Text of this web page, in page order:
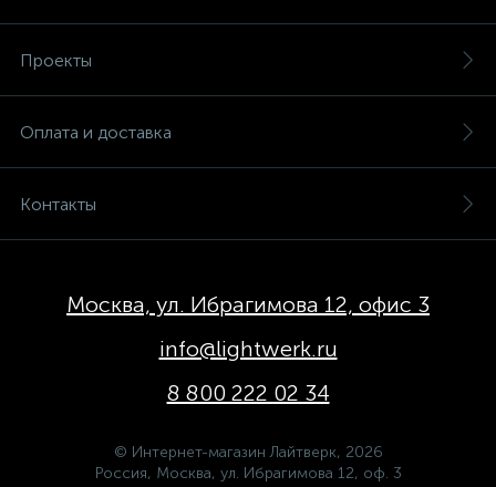
Проекты
Оплата и доставка
Контакты
Москва, ул. Ибрагимова 12, офис 3
info@lightwerk.ru
8 800 222 02 34
© Интернет-магазин Лайтверк, 2026
Россия, Москва, ул. Ибрагимова 12, оф. 3